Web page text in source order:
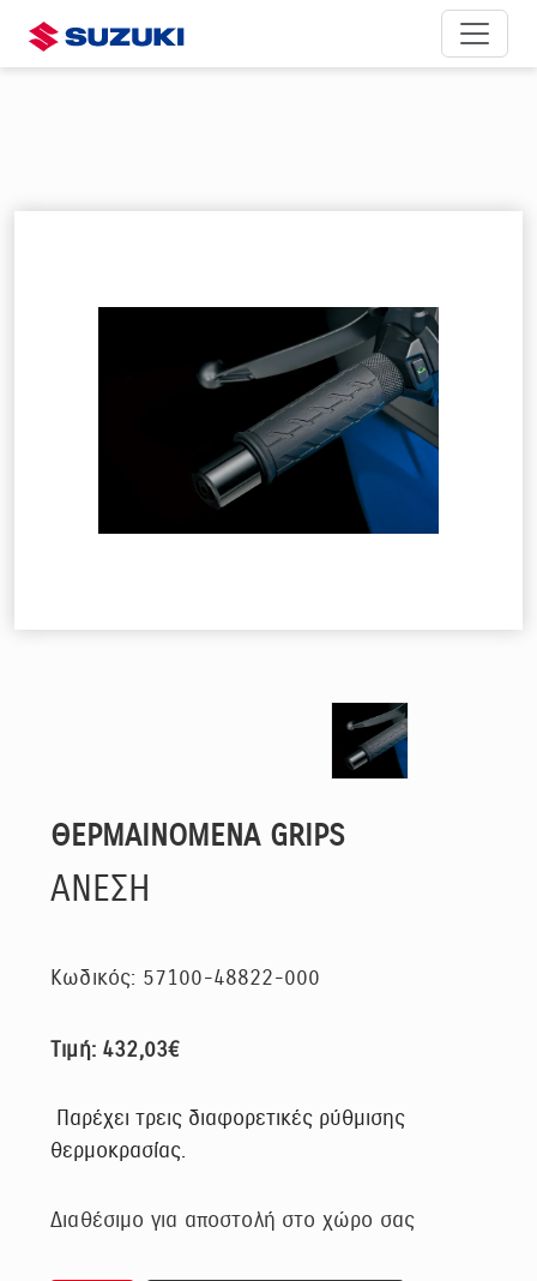
ΘΕΡΜΑΙΝΟΜΕΝΑ GRIPS
ΑΝΕΣΗ
Κωδικός: 57100-48822-000
Τιμή: 432,03€
Παρέχει τρεις διαφορετικές ρύθμισης
θερμοκρασίας.
Διαθέσιμο για αποστολή στο χώρο σας